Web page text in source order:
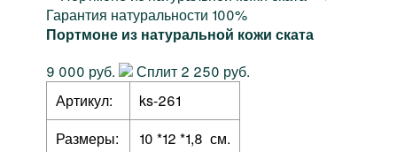
Гарантия натуральности 100%
Портмоне из натуральной кожи ската
9 000 руб.
Сплит 2 250 руб.
Артикул:
ks-261
Размеры:
10 *12 *1,8 см.